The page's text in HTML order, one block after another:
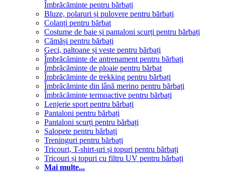
Îmbrăcăminte pentru bărbați
Bluze, polaruri și pulovere pentru bărbați
Colanți pentru bărbat
Costume de baie și pantaloni scurți pentru bărbați
Cămăși pentru bărbați
Geci, paltoane și veste pentru bărbați
Îmbrăcăminte de antrenament pentru bărbați
Îmbrăcăminte de ploaie pentru bărbat
Îmbrăcăminte de trekking pentru bărbați
Îmbrăcăminte din lână merino pentru bărbați
Îmbrăcăminte termoactive pentru bărbați
Lenjerie sport pentru bărbați
Pantaloni pentru bărbați
Pantaloni scurți pentru bărbați
Salopete pentru bărbați
Treninguri pentru bărbați
Tricouri, T-shirt-uri și topuri pentru bărbați
Tricouri și topuri cu filtru UV pentru bărbați
Mai multe...